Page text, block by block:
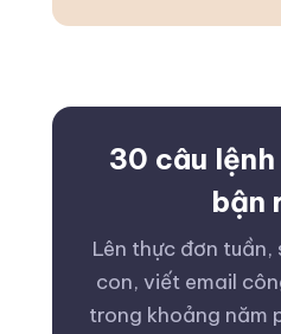
30 câu
bận
Lên thực đơn
con, viết email
trong khoảng năm